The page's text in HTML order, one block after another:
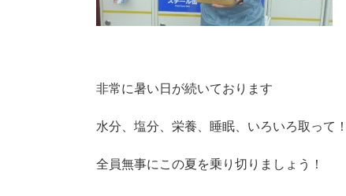
非常に暑い日が続いております
水分、塩分、栄養、睡眠、いろいろ取って！
全員無事にこの夏を乗り切りましょう！